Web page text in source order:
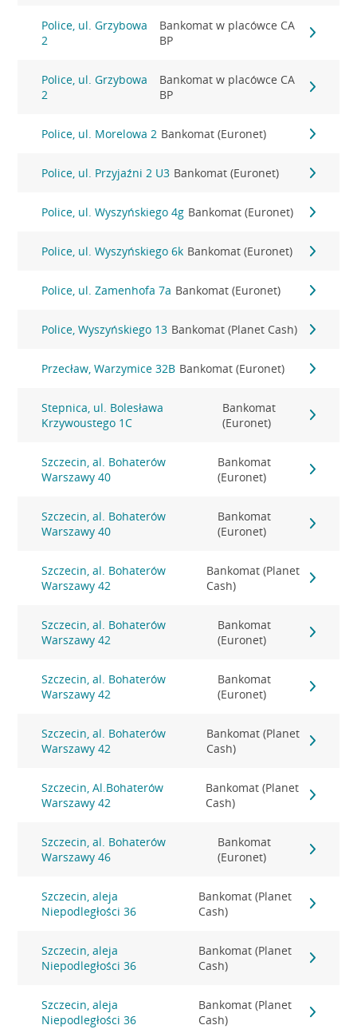
Police, ul. Grzybowa
2
Bankomat w placówce CA
BP
Police, ul. Grzybowa
2
Bankomat w placówce CA
BP
Police, ul. Morelowa 2 Bankomat (Euronet)
Police, ul. Przyjaźni 2 U3 Bankomat (Euronet)
Police, ul. Wyszyńskiego 4g Bankomat (Euronet)
Police, ul. Wyszyńskiego 6k Bankomat (Euronet)
Police, ul. Zamenhofa 7a Bankomat (Euronet)
Police, Wyszyńskiego 13 Bankomat (Planet Cash)
Przecław, Warzymice 32B Bankomat (Euronet)
Stepnica, ul. Bolesława
Krzywoustego 1C
Bankomat
(Euronet)
Szczecin, al. Bohaterów
Warszawy 40
Bankomat
(Euronet)
Szczecin, al. Bohaterów
Warszawy 40
Bankomat
(Euronet)
Szczecin, al. Bohaterów
Warszawy 42
Bankomat (Planet
Cash)
Szczecin, al. Bohaterów
Warszawy 42
Bankomat
(Euronet)
Szczecin, al. Bohaterów
Warszawy 42
Bankomat
(Euronet)
Szczecin, al. Bohaterów
Warszawy 42
Bankomat (Planet
Cash)
Szczecin, Al.Bohaterów
Warszawy 42
Bankomat (Planet
Cash)
Szczecin, al. Bohaterów
Warszawy 46
Bankomat
(Euronet)
Szczecin, aleja
Niepodległości 36
Bankomat (Planet
Cash)
Szczecin, aleja
Niepodległości 36
Bankomat (Planet
Cash)
Szczecin, aleja
Niepodległości 36
Bankomat (Planet
Cash)